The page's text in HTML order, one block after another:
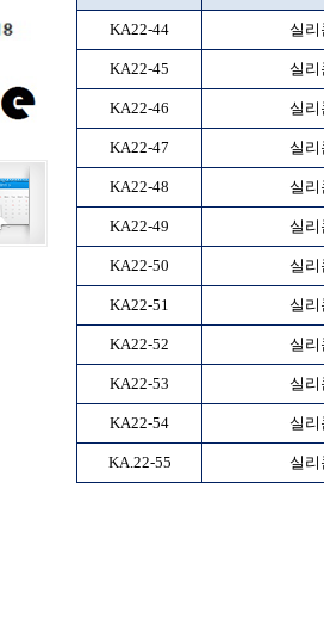
KA22-44 실
KA22-45 실
KA22-46 실
KA22-47 실
KA22-48 실
KA22-49 실
KA22-50 실
KA22-51 실
KA22-52 실
KA22-53 실
KA22-54 실
KA.22-55 실